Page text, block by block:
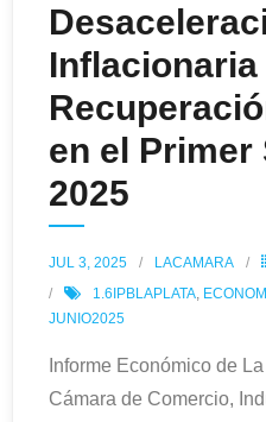
Inflacionaria
en el Primer
2025
JUL 3, 2025 LACAMARA
1.6IPBLAPLATA,
JUNIO2025
Informe Económico de
Cámara de Comercio,